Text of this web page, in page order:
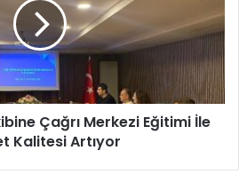
Çağrı Merkezi Eğitimi İle
Kalitesi Artıyor